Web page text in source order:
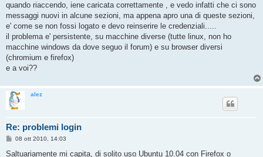
quando riaccendo, iene caricata correttamente , e vedo infatti che ci sono
messaggi nuovi in alcune sezioni, ma appena apro una di queste sezioni,
e' come se non fossi logato e devo reinserire le credenziali.....
il problema e' persistente, su macchine diverse (tutte linux, non ho
macchine windows da dove seguo il forum) e su browser diversi
(chromium e firefox)
e a voi??
alez
Re: problemi login
M
s
08 ott 2010, 14:03
Saltuariamente mi capita, di solito uso Ubuntu 10.04 con Firefox o